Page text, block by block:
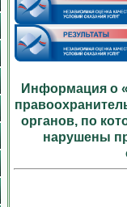
Информация о
органов, по
нарушены